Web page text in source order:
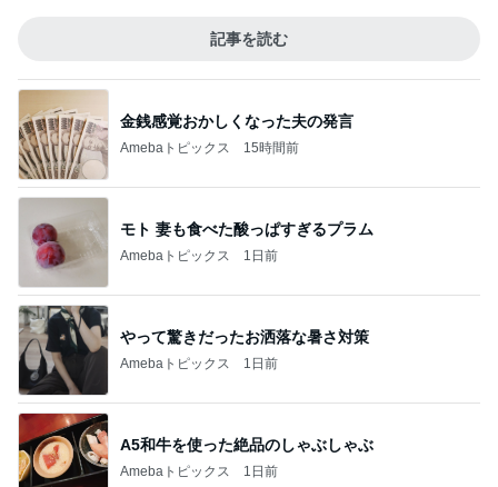
記事を読む
金銭感覚おかしくなった夫の発言
Amebaトピックス 15時間前
モト 妻も食べた酸っぱすぎるプラム
Amebaトピックス 1日前
やって驚きだったお洒落な暑さ対策
Amebaトピックス 1日前
A5和牛を使った絶品のしゃぶしゃぶ
Amebaトピックス 1日前